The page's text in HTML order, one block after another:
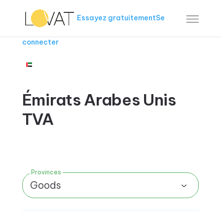
Essayez gratuitementSe
connecter
Émirats Arabes Unis
TVA
Provinces
Goods